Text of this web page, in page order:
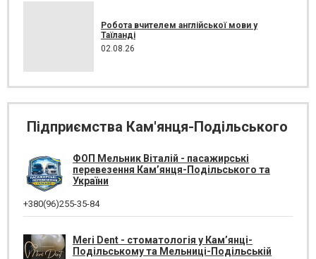
Робота вчителем англійської мови у
Таїланді
02.08.26
Підприємства Кам'янця-Подільського
ФОП Мельник Віталій - пасажирські
перевезення Кам’янця-Подільського та
України
+380(96)255-35-84
Meri Dent - стоматологія у Кам’янці-
Подільському та Мельниці-Подільській